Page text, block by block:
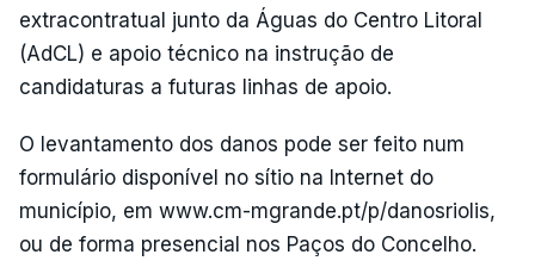
extracontratual junto da Águas do Centro Litoral
(AdCL) e apoio técnico na instrução de
candidaturas a futuras linhas de apoio.
O levantamento dos danos pode ser feito num
formulário disponível no sítio na Internet do
município, em www.cm-mgrande.pt/p/danosriolis,
ou de forma presencial nos Paços do Concelho.